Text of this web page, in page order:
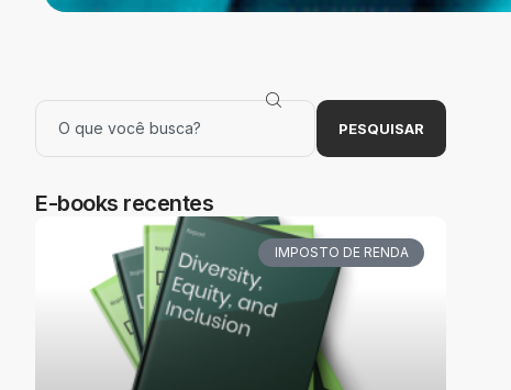
PESQUISAR
E-books recentes
IMPOSTO DE RENDA